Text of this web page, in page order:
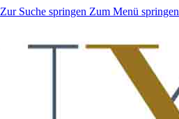
Zur Suche springen Zum Menü springen